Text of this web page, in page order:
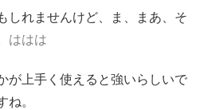
しれませんけど、ま、まあ、そ
ははは
が上手く使えると強いらしいで
。